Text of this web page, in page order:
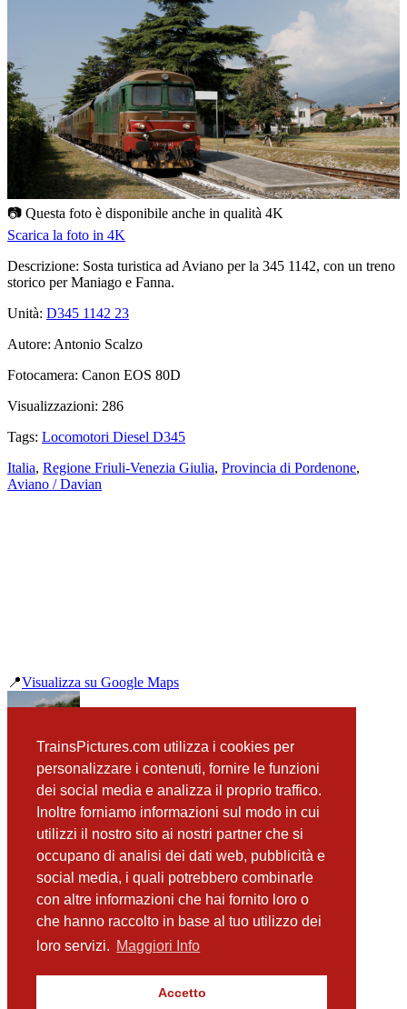
TrainsPictures.com utilizza i cookies per
personalizzare i contenuti, fornire le funzioni
dei social media e analizza il proprio traffico.
Inoltre forniamo informazioni sul modo in cui
utilizzi il nostro sito ai nostri partner che si
occupano di analisi dei dati web, pubblicità e
social media, i quali potrebbero combinarle
con altre informazioni che hai fornito loro o
che hanno raccolto in base al tuo utilizzo dei
loro servizi. Maggiori Info
Accetto
📷 Questa foto è disponibile anche in qualità 4K
Scarica la foto in 4K
Descrizione: Sosta turistica ad Aviano per la 345 1142, con un treno
storico per Maniago e Fanna.
Unità: D345 1142 23
Autore: Antonio Scalzo
Fotocamera: Canon EOS 80D
Visualizzazioni: 286
Tags: Locomotori Diesel D345
Italia, Regione Friuli-Venezia Giulia, Provincia di Pordenone,
Aviano / Davian
📍Visualizza su Google Maps
precedente
345 1142 Budoia
successiva
345 1142 Montereale Valcellina
📸 Fotografie scattate nei dintorniVedi tutte ➔
345 1142 Budoia
(4.62 km)
345 1142 Montereale Valcellina
345 1142 Fontanafredda